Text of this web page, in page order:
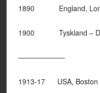
1890 England,
1900 Tyskland – Dr.
——————–
1913-17 USA, Boston